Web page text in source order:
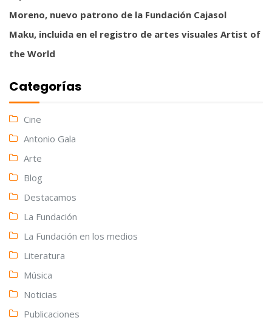
Moreno, nuevo patrono de la Fundación Cajasol
Maku, incluida en el registro de artes visuales Artist of
the World
Categorías
Cine
Antonio Gala
Arte
Blog
Destacamos
La Fundación
La Fundación en los medios
Literatura
Música
Noticias
Publicaciones